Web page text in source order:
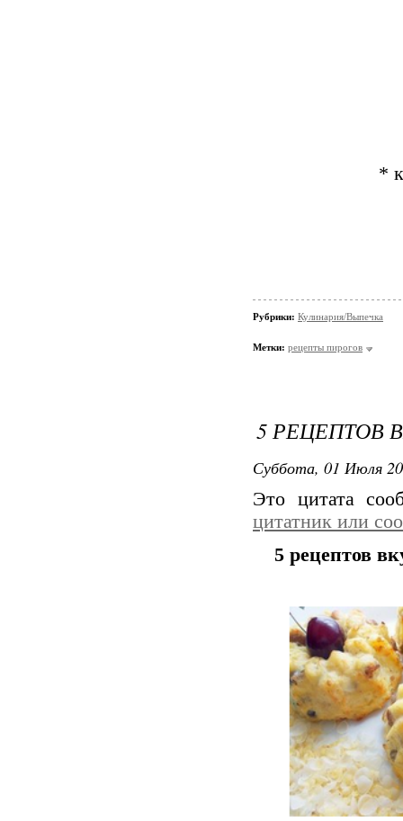
*
Рубрики: Кулинария/Выпечка
Метки: рецепты пирогов
5 РЕЦЕПТОВ
Суббота, 01 Июля
Это цитата
цитатник или
5 рецептов